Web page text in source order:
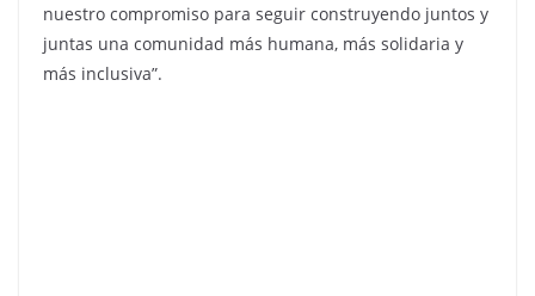
nuestro compromiso para seguir construyendo juntos y
juntas una comunidad más humana, más solidaria y
más inclusiva”.